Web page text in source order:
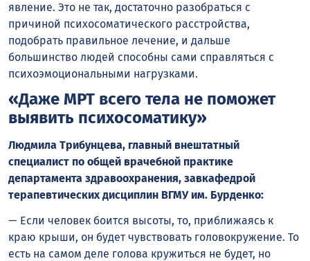
явление. Это не так, достаточно разобраться с
причиной психосоматического расстройства,
подобрать правильное лечение, и дальше
большинство людей способны сами справляться с
психоэмоциональными нагрузками.
«Даже МРТ всего тела не поможет
выявить психосоматику»
Людмила Трибунцева, главный внештатный
специалист по общей врачебной практике
департамента здравоохранения, завкафедрой
терапевтических дисциплин ВГМУ им. Бурденко:
— Если человек боится высоты, то, приближаясь к
краю крыши, он будет чувствовать головокружение. То
есть на самом деле голова кружиться не будет, но